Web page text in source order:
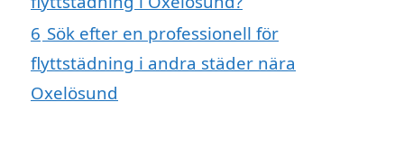
6 Sök efter en professionell för
flyttstädning i andra städer nära
Oxelösund